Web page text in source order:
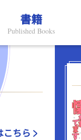
書籍
Published Books
こちら